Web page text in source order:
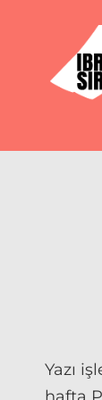
Yazı